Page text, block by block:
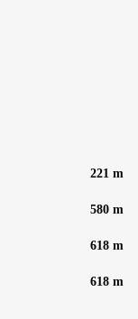
221 m
580 m
618 m
618 m